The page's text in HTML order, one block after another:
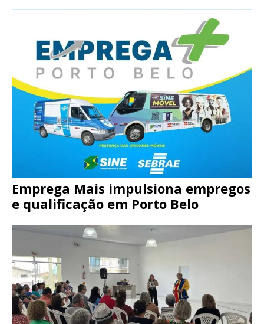
Emprega Mais impulsiona empregos
e qualificação em Porto Belo